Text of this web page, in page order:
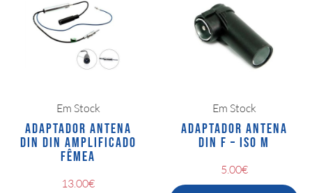
Em Stock
ADAPTADOR ANTENA
DIN DIN AMPLIFICADO
FÊMEA
13.00€
Em Stock
ADAPTADOR ANTENA
DIN F – ISO M
5.00€